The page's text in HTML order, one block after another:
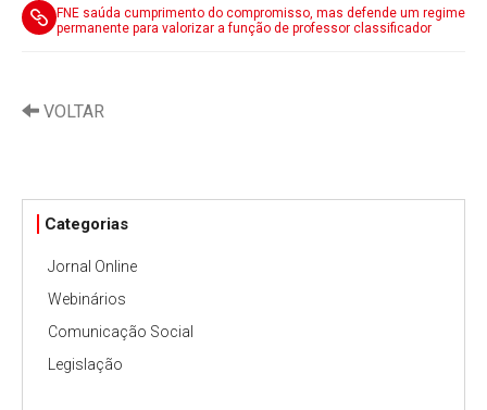
FNE saúda cumprimento do compromisso, mas defende um regime
permanente para valorizar a função de professor classificador
VOLTAR
Categorias
Jornal Online
Webinários
Comunicação Social
Legislação